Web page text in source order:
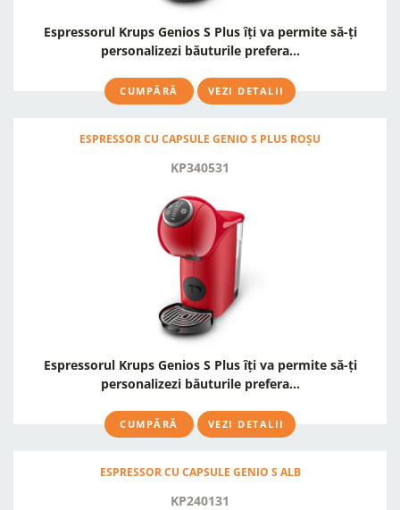
Espressorul Krups Genios S Plus îți va permite să-ți
personalizezi băuturile prefera...
CUMPĂRĂ VEZI DETALII
ESPRESSOR CU CAPSULE GENIO S PLUS ROȘU
KP340531
Espressorul Krups Genios S Plus îți va permite să-ți
personalizezi băuturile prefera...
CUMPĂRĂ VEZI DETALII
ESPRESSOR CU CAPSULE GENIO S ALB
KP240131